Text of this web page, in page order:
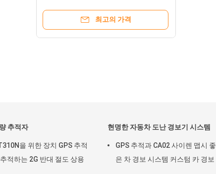
최고의 가격
추적자
을 위한 장치 GPS 추적
적하는 2G 반대 절도 상용
현명한 자동차 도난 경보기 시스템
GPS 추적과 CA02 사이렌 맵시 좋
은 차 경보 시스템 커스텀 카 경보